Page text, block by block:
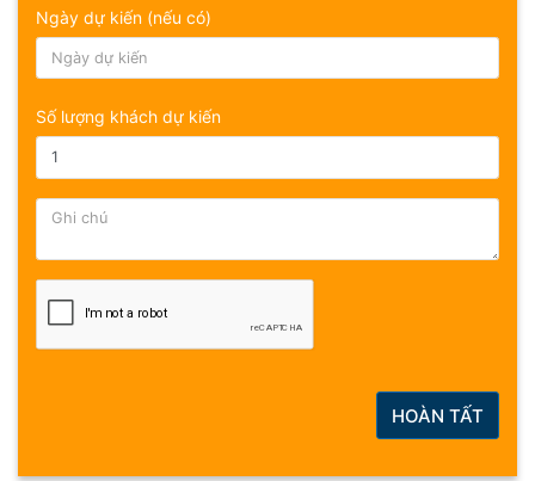
Ngày dự kiến (nếu có)
Số lượng khách dự kiến
HOÀN TẤT